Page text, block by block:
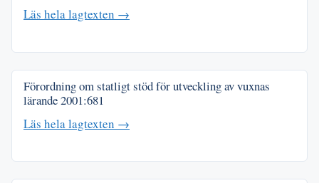
Läs hela lagtexten →
Förordning om statligt stöd för utveckling av vuxnas
lärande2001:681
Läs hela lagtexten →